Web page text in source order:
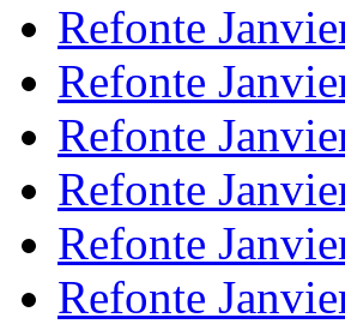
Refonte
Refonte
Refonte
Refonte
Refonte
Refonte